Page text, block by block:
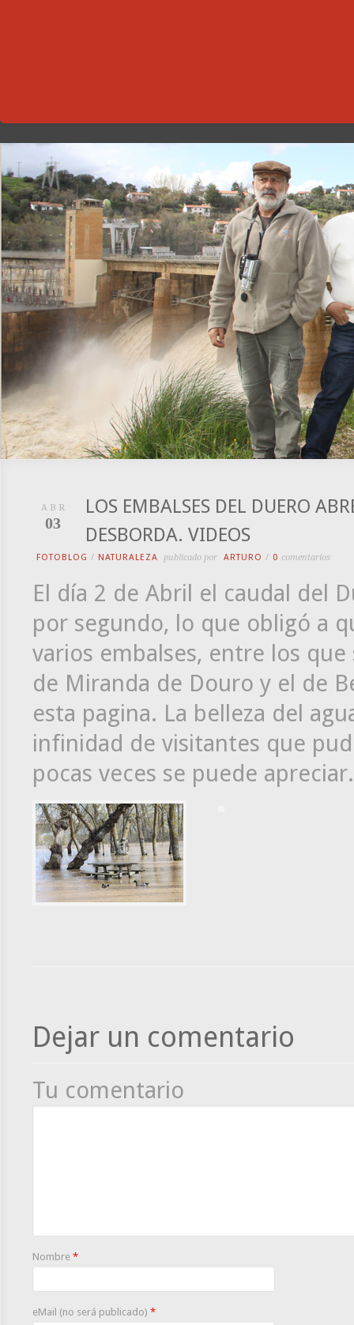
ABR
03
LOS EMBALSES DEL DUERO
DESBORDA. VIDEOS
FOTOBLOG / NATURALEZA publicado por ARTURO / 0 comentarios
El día 2 de Abril el caudal del
por segundo, lo que obligó a
varios embalses, entre los
de Miranda de Douro y el de
esta pagina. La belleza del
infinidad de visitantes que
pocas veces se puede apreciar.
Dejar un comentario
Tu comentario
Nombre *
eMail (no será publicado) *